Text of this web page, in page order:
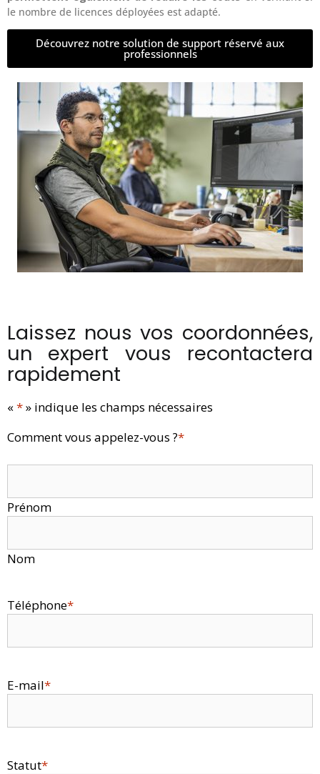
le nombre de licences déployées est adapté.
Découvrez notre solution de support réservé aux
professionnels
Laissez nous vos coordonnées,
un expert vous recontactera
rapidement
«*» indique les champs nécessaires
Comment vous appelez-vous ?*
Prénom
Nom
Téléphone*
E-mail*
Statut*